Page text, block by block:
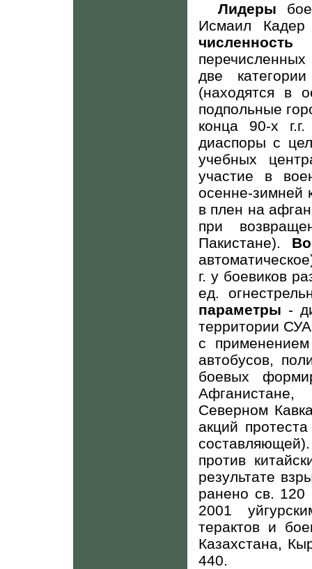
Лидеры
Исмаил Кадер
численность
две
(находятся в
подпольные
конца 90-х
диаспоры с
учебных
участие в
осенне-зимней
в плен на
при
Пакистане).
г. у боевиков
ед.
параметры -
территории
с
автобусов,
боевых
Северном
акций
против
результате
ранено св.
2001
терактов и
Казахстана,
440.